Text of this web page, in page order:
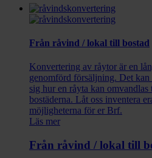
Från råvind / lokal till bostad
Konvertering av råytor är en
genomförd försäljning. Det
sig hur en råyta kan omvandlas
bostäderna. Låt oss inventera
möjligheterna för er Brf.
Läs mer
Från råvind / lokal till